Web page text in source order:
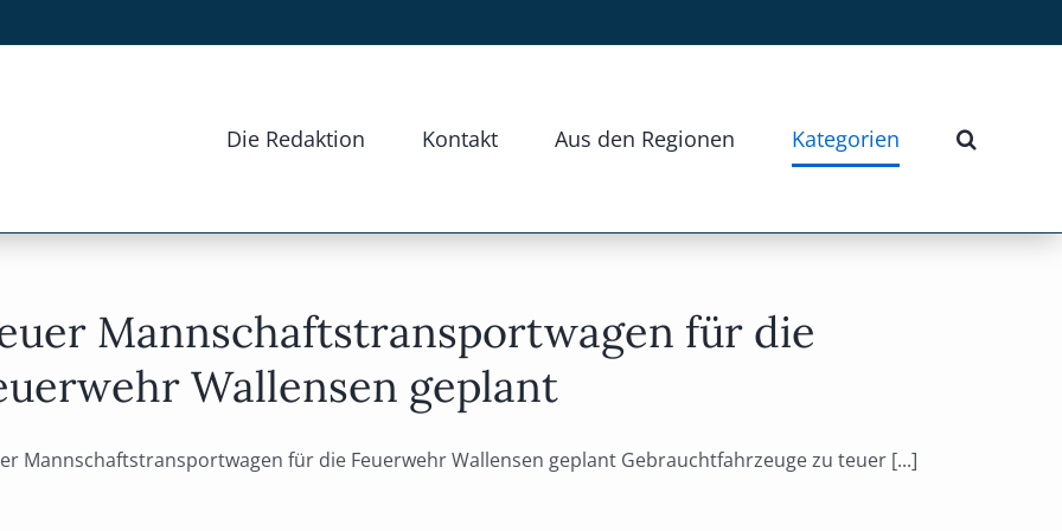
Die Redaktion Kontakt Aus den Regionen Kategorien
Mannschaftstransportwagen für die
Wallensen geplant
Mannschaftstransportwagen für die Feuerwehr Wallensen geplant Gebrauchtfahrzeuge zu teuer [...]